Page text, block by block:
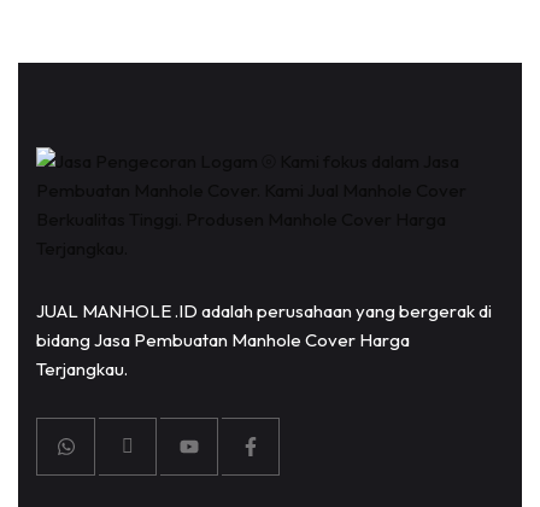
JUAL MANHOLE .ID adalah perusahaan yang bergerak di
bidang Jasa Pembuatan Manhole Cover Harga
Terjangkau.